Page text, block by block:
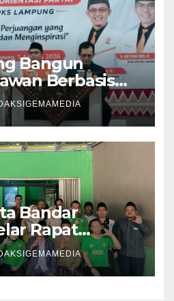
Bangun
Berbasis
56 Ribu
Seluruh
Bandar
Rapat
Partai
Dekat dengan